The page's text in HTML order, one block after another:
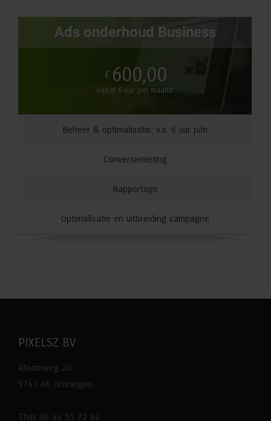
Ads onderhoud Business
€ 600,00
vanaf 6 uur per maand
Beheer & optimalisatie: v.a. 6 uur p/m
Conversiemeting
Rapportage
Optimalisatie en uitbreiding campagne
PIXELSZ BV
Atoomweg 2G
9743 AK Groningen
Thijs 06 44 55 72 82